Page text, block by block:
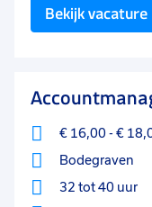
Bekijk vacature
€ 16,00- €
Bodegraven
32 tot 40 uur